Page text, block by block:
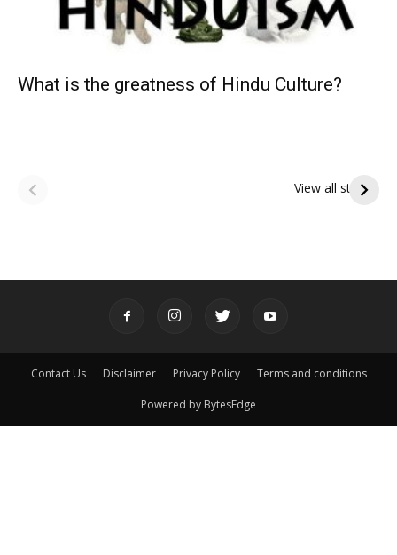
What is the greatness of Hindu Culture?
View all stories
పితృదేవతల ఆశీర్వాదం
ఇంద్రకీలాద్రి గిరి ప్రదక్షిణ
Contact Us Disclaimer Privacy Policy Terms and conditions
Powered by BytesEdge